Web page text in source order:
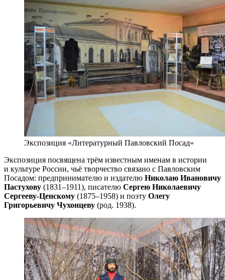
Экспозиция «Литературный Павловский Посад»
Экспозиция посвящена трём известным именам в истории
и культуре России, чьё творчество связано с Павловским
Посадом: предпринимателю и издателю Николаю Ивановичу
Пастухову (1831–1911), писателю Сергею Николаевичу
Сергееву-Ценскому (1875–1958) и поэту Олегу
Григорьевичу Чухонцеву (род. 1938).